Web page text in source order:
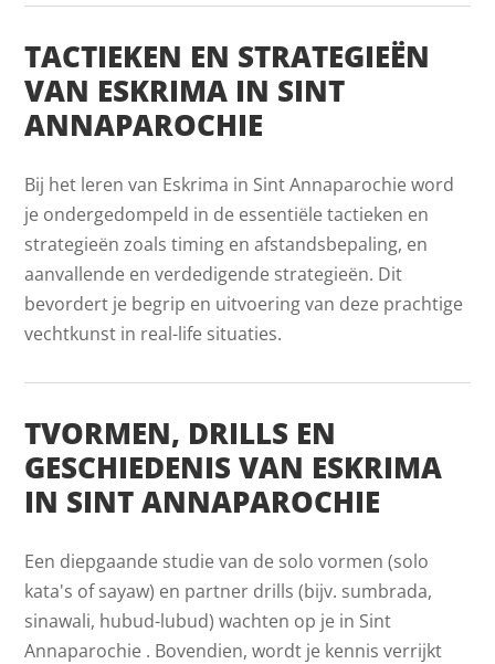
TACTIEKEN EN STRATEGIEËN
VAN ESKRIMA IN SINT
ANNAPAROCHIE
Bij het leren van Eskrima in Sint Annaparochie word
je ondergedompeld in de essentiële tactieken en
strategieën zoals timing en afstandsbepaling, en
aanvallende en verdedigende strategieën. Dit
bevordert je begrip en uitvoering van deze prachtige
vechtkunst in real-life situaties.
TVORMEN, DRILLS EN
GESCHIEDENIS VAN ESKRIMA
IN SINT ANNAPAROCHIE
Een diepgaande studie van de solo vormen (solo
kata's of sayaw) en partner drills (bijv. sumbrada,
sinawali, hubud-lubud) wachten op je in Sint
Annaparochie . Bovendien, wordt je kennis verrijkt